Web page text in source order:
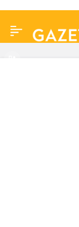
Polat Banu Parlak